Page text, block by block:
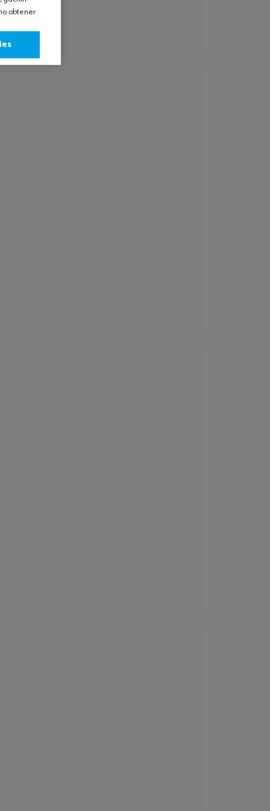
obtener